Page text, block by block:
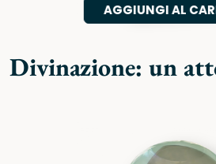
AGGIUNGI AL
Divinazione: un